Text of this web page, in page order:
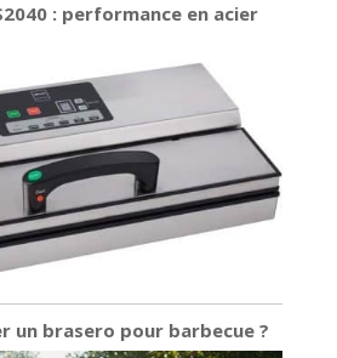
: performance en acier
un brasero pour barbecue ?